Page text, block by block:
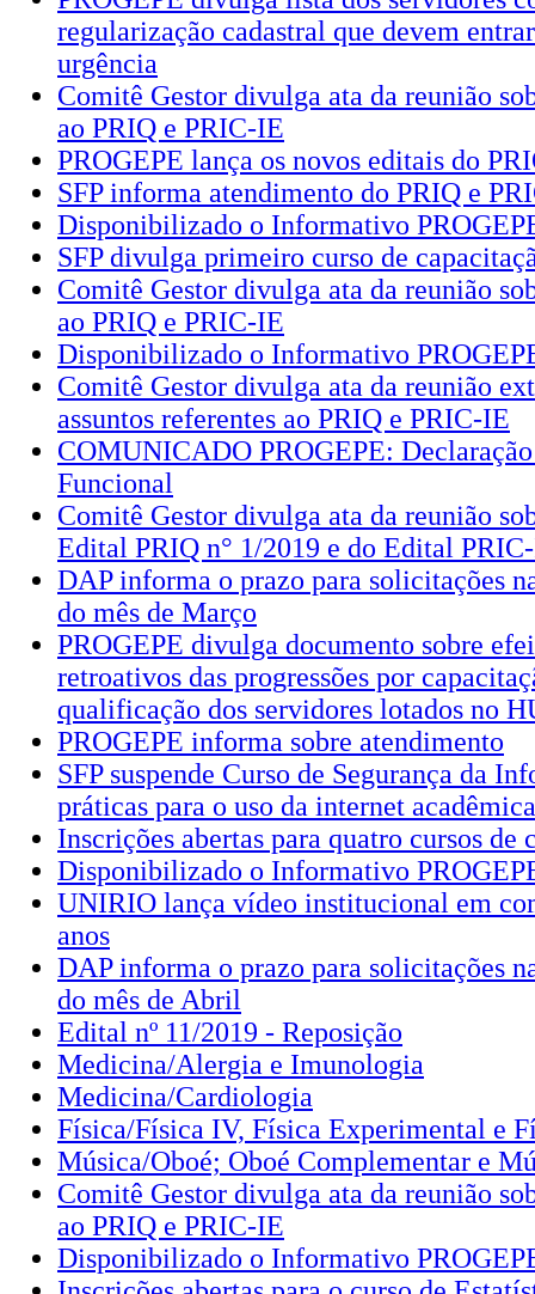
regularização cadastral que devem
urgência
Comitê Gestor divulga ata da reunião
ao PRIQ e PRIC-IE
PROGEPE lança os novos editais do
SFP informa atendimento do PRIQ e
Disponibilizado o Informativo
SFP divulga primeiro curso de
Comitê Gestor divulga ata da reunião
ao PRIQ e PRIC-IE
Disponibilizado o Informativo
Comitê Gestor divulga ata da reunião
assuntos referentes ao PRIQ e PRIC-IE
COMUNICADO PROGEPE:
Funcional
Comitê Gestor divulga ata da reunião
Edital PRIQ n° 1/2019 e do Edital
DAP informa o prazo para solicitações
do mês de Março
PROGEPE divulga documento sobre
retroativos das progressões por
qualificação dos servidores lotados no
PROGEPE informa sobre atendimento
SFP suspende Curso de Segurança da
práticas para o uso da internet acadêmica
Inscrições abertas para quatro cursos de
Disponibilizado o Informativo
UNIRIO lança vídeo institucional em
anos
DAP informa o prazo para solicitações
do mês de Abril
Edital nº 11/2019 - Reposição
Medicina/Alergia e Imunologia
Medicina/Cardiologia
Física/Física IV, Física Experimental e
Música/Oboé; Oboé Complementar e
Comitê Gestor divulga ata da reunião
ao PRIQ e PRIC-IE
Disponibilizado o Informativo